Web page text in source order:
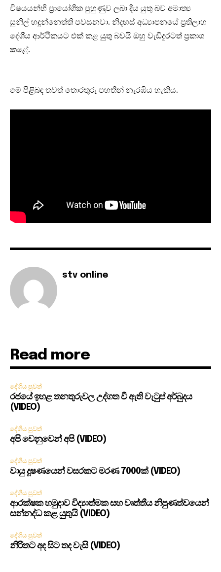
විෂයයන්හි ප්‍රායෝගික පුහුණුව ලබා දිය යුතු බව අමාත්‍ය
සුනිල් හඳුන්නෙත්ති පවසනවා. නිදහස් අධ්‍යාපනයේ ප්‍රතිලාභ
දේශීය ආර්ථිකයට එක් කළ යුතු බවයි ඔහු වැඩිදුරටත් ප්‍රකාශ
කළේ.
මේ පිළිබඳ තවත් තොරතුරු පහතින් නැරඹිය හැකිය.
stv online
Read more
දේශීය පුවත්
රජයේ ඉහළ තනතුරුවල උද්ගත වී ඇති වැටුප් අර්බුදය
(VIDEO)
දේශීය පුවත්
අපි වෙනුවෙන් අපි (VIDEO)
දේශීය පුවත්
වායු දූෂණයෙන් වසරකට මරණ 7000ක් (VIDEO)
දේශීය පුවත්
ආරක්ෂක හමුදාව විද්‍යාත්මක සහ වෘත්තීය නිපුණත්වයෙන්
සන්නද්ධ කළ යුතුයි (VIDEO)
දේශීය පුවත්
නිරිතට අද සිට තද වැසි (VIDEO)